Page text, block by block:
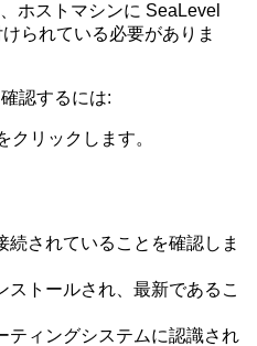
ホストマシンに SeaLevel
られている必要がありま
認するには:
クリックします。
続されていることを確認しま
ストールされ、最新であるこ
ティングシステムに認識され